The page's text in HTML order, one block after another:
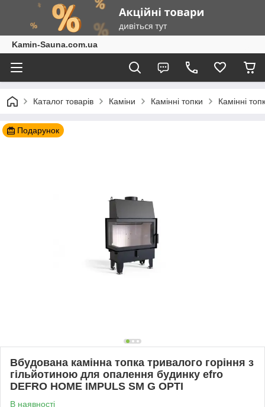
Kamin-Sauna.com.ua
Каталог товарів Каміни Камінні топки Камінні
Подарунок
Вбудована камінна топка тривалого горіння з
гільйотиною для опалення будинку efro
DEFRO HOME IMPULS SM G OPTI
В наявності